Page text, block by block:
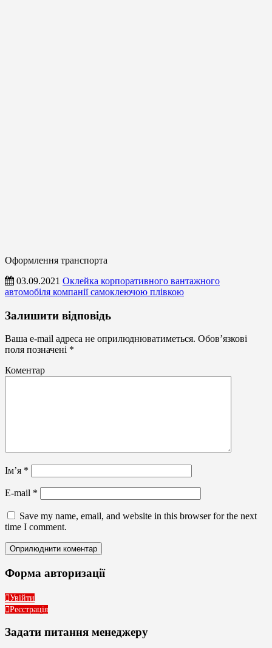
Оформлення транспорта
03.09.2021 Оклейка корпоративного вантажного
автомобіля компанії самоклеючою плівкою
Оформлення
Залишити відповідь
Ваша e-mail адреса не оприлюднюватиметься. Обов’язкові
поля позначені *
Коментар
Ім’я *
E-mail *
Save my name, email, and website in this browser for the next
time I comment.
Форма авторизації
Увійти
Реєстрація
Задати питання менеджеру